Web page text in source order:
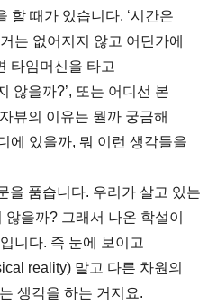
할 때가 있습니다. ‘시간은
는 없어지지 않고 어딘가에
타임머신을 타고
않을까?’, 또는 어디선 본
뷰의 이유는 뭘까 궁금해
에 있을까, 뭐 이런 생각들을
을 품습니다. 우리가 살고 있는
을까? 그래서 나온 학설이
니다. 즉 눈에 보이고
reality) 말고 다른 차원의
생각을 하는 거지요.